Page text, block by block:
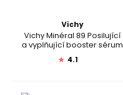
Vichy
Vichy Minéral 89 Posilující
a vyplňující booster sérum
★ 4.1